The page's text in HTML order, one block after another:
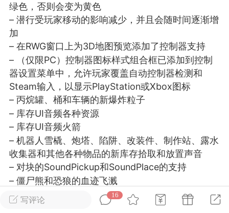
大人
Lv.8
02-10 15:45
电脑端 其他&工具
卖挂
禁止发布联机可用的作弊模组，
单机辅助引流私下售卖服务器外挂！
作弊模组的发布规范近期收到一些信息
作弊模组在联机服务器使用,为了维护游
环境，中文网特此发布以下声明，规范
模组的发布行为：1. *...
71 2.2w
大人
Lv.8
写评论
16
绿色，否则会变为黄色
– 潜行受玩家移动的影响减少，并且会随时间逐渐增
加
– 在RWG窗口上为3D地图预览添加了控制器支持
– （仅限PC）控制器图标样式组合框已添加到控制
器设置菜单中，允许玩家覆盖自动控制器检测和
Steam输入，以显示PlayStation或Xbox图标
– 丙烷罐、桶和车辆的新爆炸粒子
– 库存UI音频各种资源
– 库存UI音频火箭
– 机器人雪橇、炮塔、陷阱、改装件、制作站、露水
收集器和其他各种物品的新库存拾取和放置声音
– 对块的SoundPickup和SoundPlace的支持
– 僵尸熊和恐狼的血迹飞溅
– 预制件编辑器”Rnd decorate Sel.”也设置了随机旋